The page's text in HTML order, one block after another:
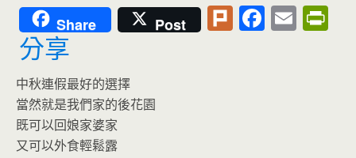
Share Post Pl F E
分享
中秋連假最好的選擇
當然就是我們家的後花園
既可以回娘家婆家
又可以外食輕鬆露